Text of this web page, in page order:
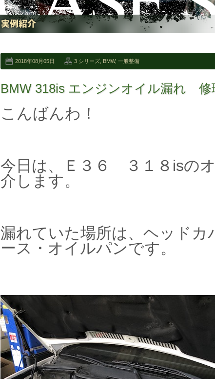
2018年08月05日 3 シリーズ BMW, 一般整備
BMW 318is エンジンオイル漏れ 修
こんばんわ！
今日は、Ｅ３６ ３１８isの
介します。
漏れていた場所は、ヘッドカ
ース・オイルパンです。